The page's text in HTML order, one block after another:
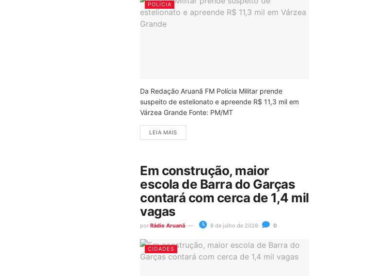
POLÍCIA
Da Redação Aruanã FM Polícia Militar prende
suspeito de estelionato e apreende R$ 11,3 mil em
Várzea Grande Fonte: PM/MT
LEIA MAIS
Em construção, maior
escola de Barra do Garças
contará com cerca de 1,4 mil
vagas
por Rádio Aruanã 8 de julho de 2026 0
CIDADES